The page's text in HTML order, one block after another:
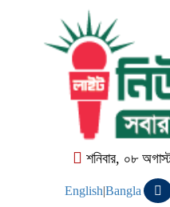
শনিবার, ০৮
English|Bangla